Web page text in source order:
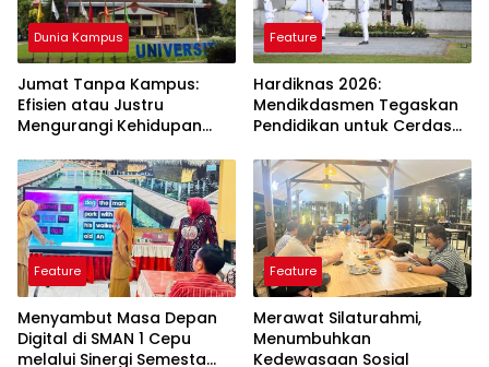
Dunia Kampus
Jumat Tanpa Kampus:
Efisien atau Justru
Mengurangi Kehidupan
Feature
Hardiknas 2026:
Mendikdasmen Tegaskan
Pendidikan untuk Cerdas
Feature
Menyambut Masa Depan
Digital di SMAN 1 Cepu
melalui Sinergi Semesta
Feature
Merawat Silaturahmi,
Menumbuhkan
Kedewasaan Sosial